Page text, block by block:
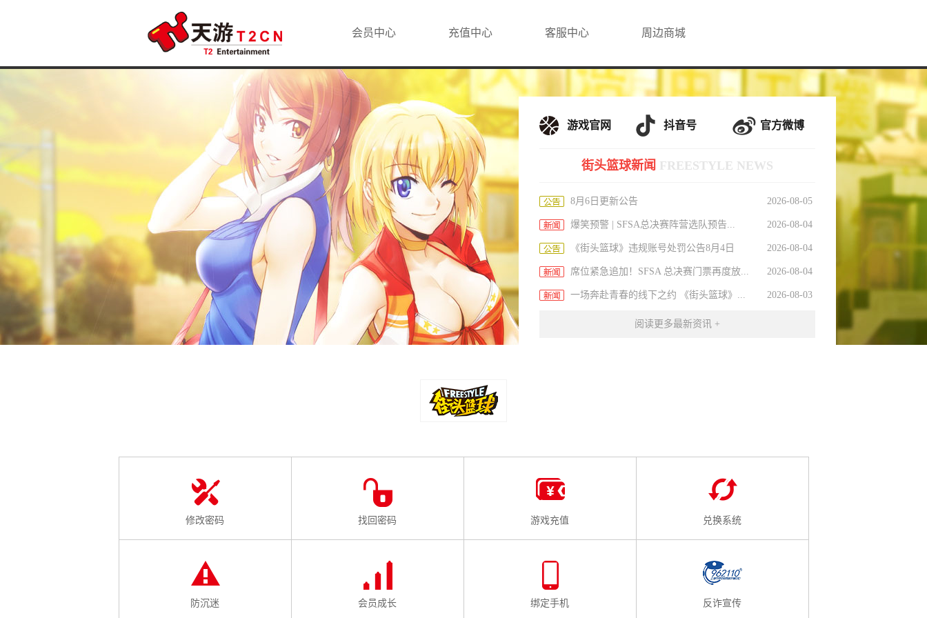
会员中心 充值中心 客服中心 周边商城
游戏官网 抖音号 官方微博
街头篮球新闻 FREESTYLE NEWS
8月6日更新公告 2026-08-05
爆笑预警 | SFSA总决赛阵营选队预告... 2026-08-04
《街头篮球》违规账号处罚公告8月4日 2026-08-04
席位紧急追加！SFSA 总决赛门票再度放... 2026-08-04
一场奔赴青春的线下之约 《街头篮球》... 2026-08-03
阅读更多最新资讯 +
修改密码 找回密码 游戏充值 兑换系统
防沉迷 会员成长 绑定手机 反诈宣传